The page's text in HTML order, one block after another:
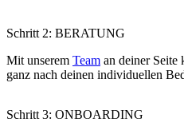
Schritt 2: BERATUNG
Mit unserem Team an deiner Seite
ganz nach deinen individuellen
Schritt 3: ONBOARDING